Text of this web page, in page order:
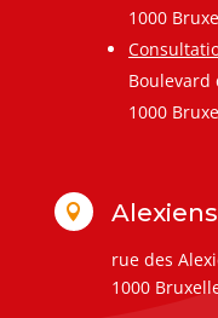
1000
Boulevard
1000

rue des
1000